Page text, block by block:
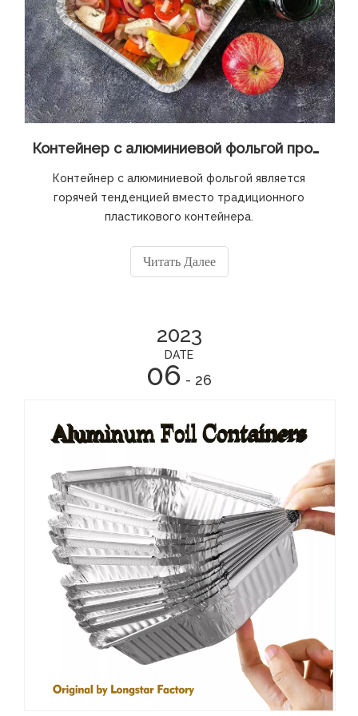
Контейнер с алюминиевой фольгой против пластикового контейнера
Контейнер с алюминиевой фольгой является
горячей тенденцией вместо традиционного
пластикового контейнера.
Читать Далее
2023
DATE
06 - 26